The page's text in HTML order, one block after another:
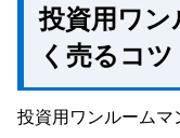
投資用ワ
く売るコツ
投資用ワンルームマ